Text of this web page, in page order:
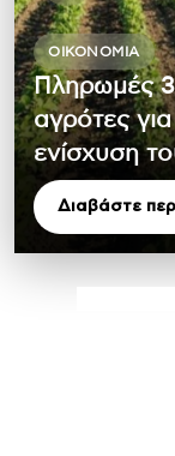
ΟΙΚΟΝΟΜΊΑ
Πληρωμές
αγρότες
ενίσχυση
Διαβάστε